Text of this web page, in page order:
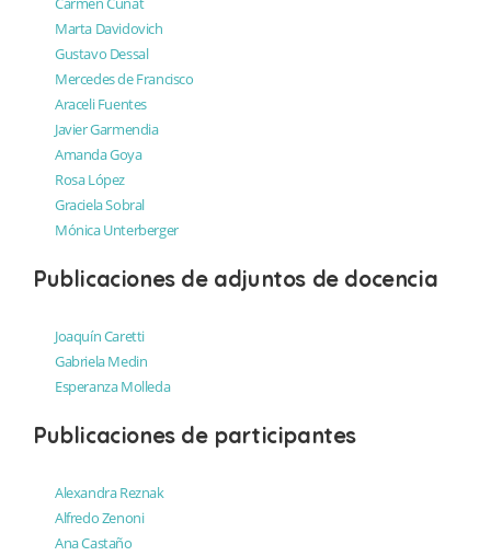
Marta Davidovich
Gustavo Dessal
Mercedes de Francisco
Araceli Fuentes
Javier Garmendia
Amanda Goya
Rosa López
Graciela Sobral
Mónica Unterberger
Publicaciones de adjuntos de docencia
Joaquín Caretti
Gabriela Medin
Esperanza Molleda
Publicaciones de participantes
Alexandra Reznak
Alfredo Zenoni
Ana Castaño